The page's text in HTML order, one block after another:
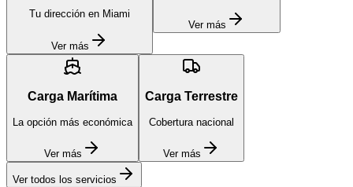
Tu dirección en Miami
Ver más
Ver más
Carga Marítima
La opción más económica
Ver más
Carga Terrestre
Cobertura nacional
Ver más
Ver todos los servicios